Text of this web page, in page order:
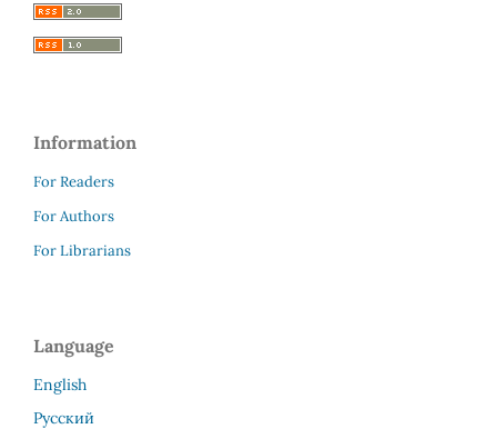
Information
For Readers
For Authors
For Librarians
Language
English
Русский